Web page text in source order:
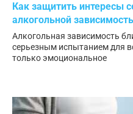
Как защитить интересы
алкогольной
Алкогольная зависимость
серьезным испытанием для
только эмоциональное